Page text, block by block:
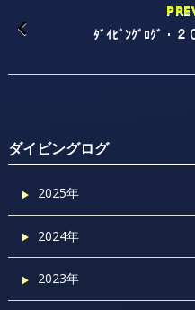
ﾀﾞｲﾋﾞﾝｸﾞﾛｸﾞ・
ダイビングログ
2025年
2024年
2023年